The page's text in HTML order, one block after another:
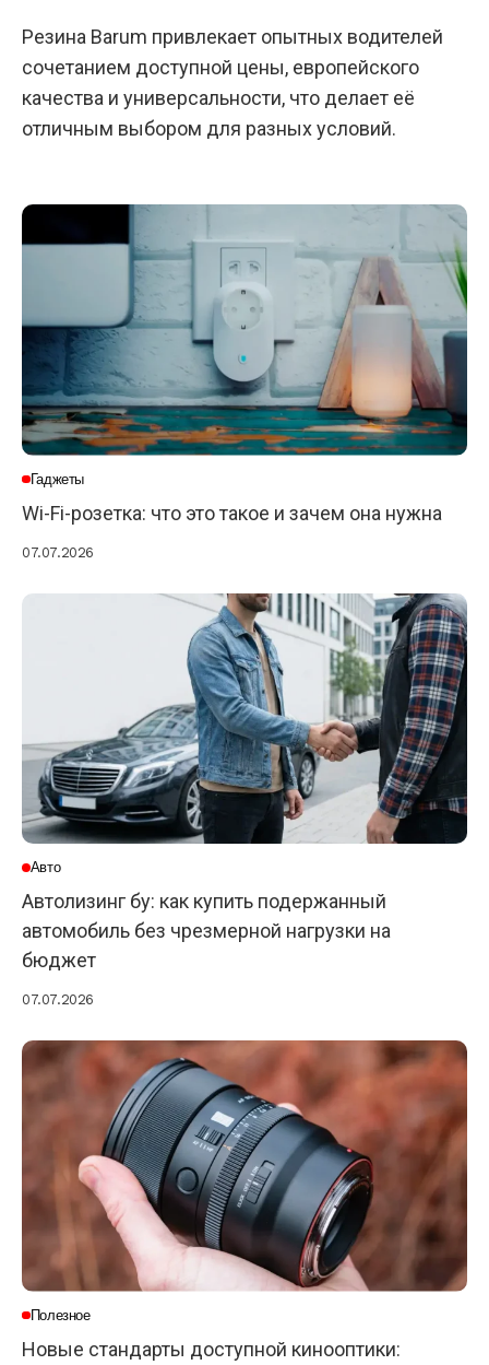
Резина Barum привлекает опытных водителей
сочетанием доступной цены, европейского
качества и универсальности, что делает её
отличным выбором для разных условий.
Гаджеты
Wi-Fi-розетка: что это такое и зачем она нужна
07.07.2026
Авто
Автолизинг бу: как купить подержанный
автомобиль без чрезмерной нагрузки на
бюджет
07.07.2026
Полезное
Новые стандарты доступной кинооптики: